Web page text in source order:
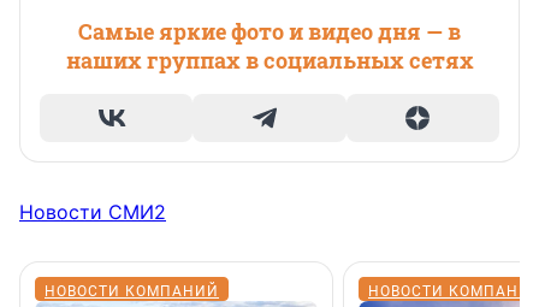
Самые яркие фото и видео дня — в
наших группах в социальных сетях
Новости СМИ2
НОВОСТИ КОМПАНИЙ НОВОСТИ